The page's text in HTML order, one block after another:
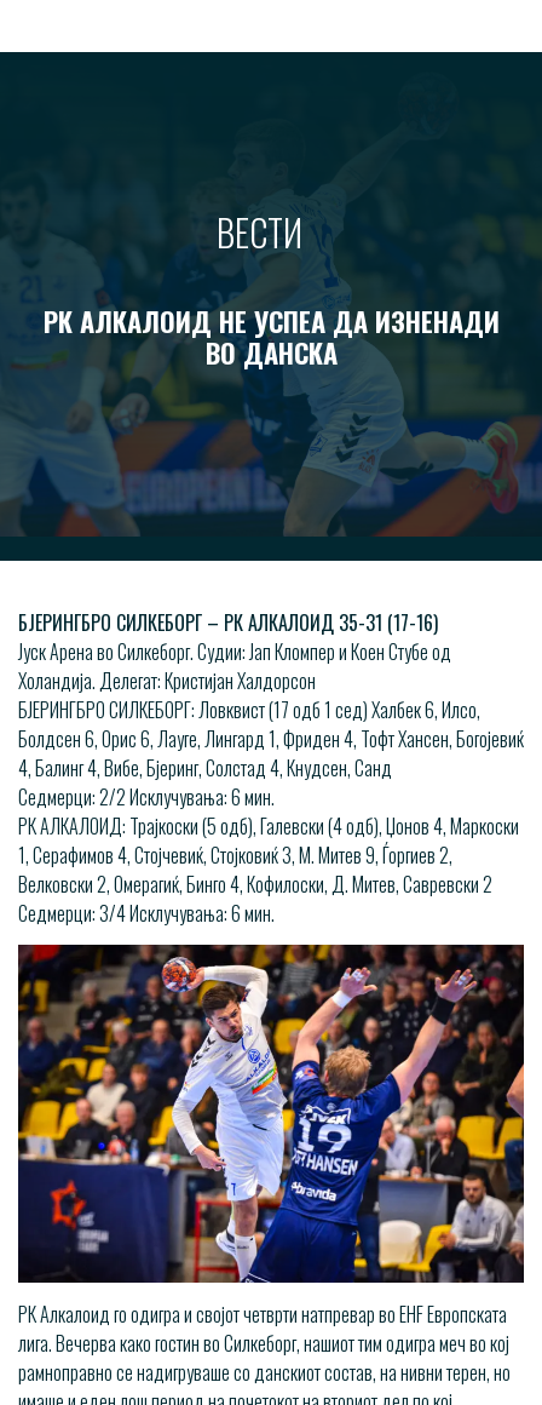
ВЕСТИ
РК АЛКАЛОИД НЕ УСПЕА ДА ИЗНЕНАДИ
ВО ДАНСКА
БЈЕРИНГБРО СИЛКЕБОРГ – РК АЛКАЛОИД 35-31 (17-16)
Јуск Арена во Силкеборг. Судии: Јап Кломпер и Коен Стубе од
Холандија. Делегат: Кристијан Халдорсон
БЈЕРИНГБРО СИЛКЕБОРГ: Ловквист (17 одб 1 сед) Халбек 6, Илсо,
Болдсен 6, Орис 6, Лауге, Лингард 1, Фриден 4, Тофт Хансен, Богојевиќ
4, Балинг 4, Вибе, Бјеринг, Солстад 4, Кнудсен, Санд
Седмерци: 2/2 Исклучувања: 6 мин.
РК АЛКАЛОИД: Трајкоски (5 одб), Галевски (4 одб), Џонов 4, Маркоски
1, Серафимов 4, Стојчевиќ, Стојковиќ 3, М. Митев 9, Ѓоргиев 2,
Велковски 2, Омерагиќ, Бинго 4, Кофилоски, Д. Митев, Савревски 2
Седмерци: 3/4 Исклучувања: 6 мин.
РК Алкалоид го одигра и својот четврти натпревар во EHF Европската
лига. Вечерва како гостин во Силкеборг, нашиот тим одигра меч во кој
рамноправно се надигруваше со данскиот состав, на нивни терен, но